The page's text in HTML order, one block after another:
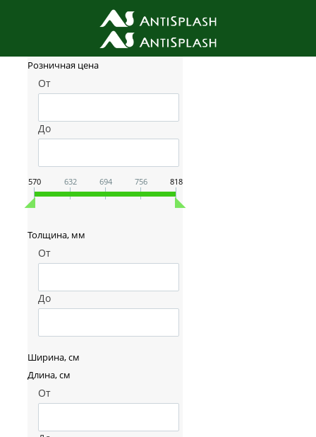
Фильтр товаров
Розничная цена
От
До
570 632 694 756 818
Толщина, мм
От
До
Ширина, см
Длина, см
От